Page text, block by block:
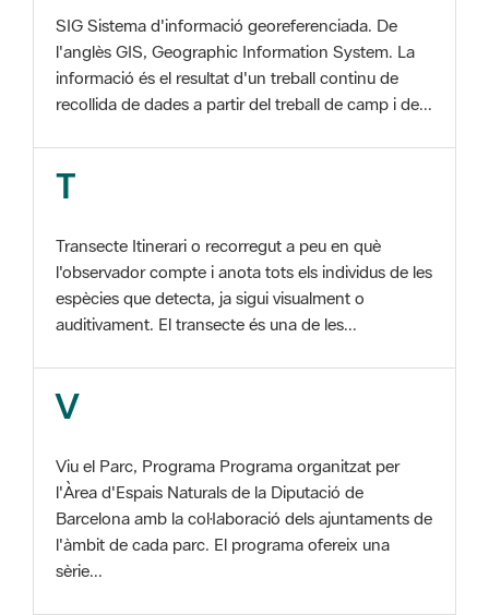
recollida de dades a partir del treball de camp i de...
T
auditivament. El transecte és una de les...
V
l'Àrea d'Espais Naturals de la Diputació de
l'àmbit de cada parc. El programa ofereix una
sèrie...
X